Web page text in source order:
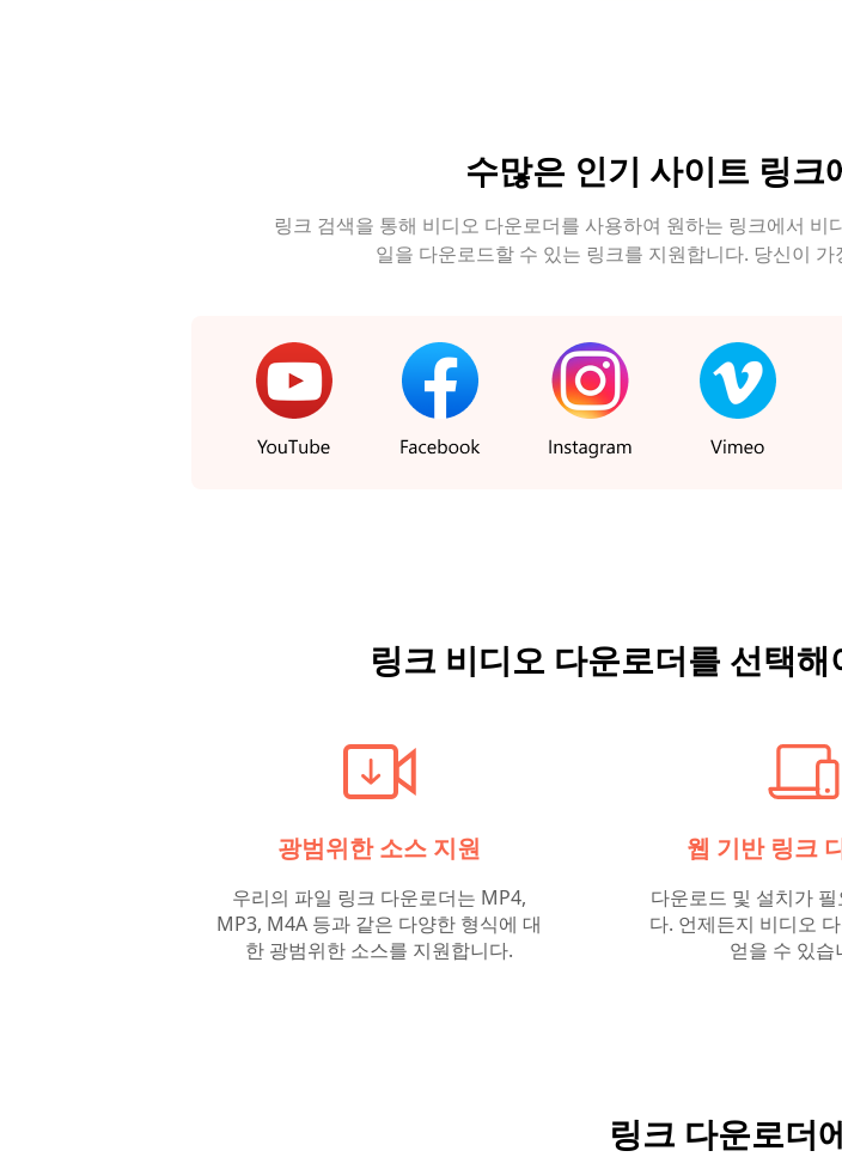
수많은 인기 사이트 링크
링크 검색을 통해 비디오 다운로더를 사용하여 원하는 링크에서
일을 다운로드할 수 있는 링크를 지원합니다. 당신이
링크 비디오 다운로더를 선택
광범위한 소스 지원
우리의 파일 링크 다운로더는 MP4,
MP3, M4A 등과 같은 다양한 형식에 대
한 광범위한 소스를 지원합니다.
웹 기반 링크
다운로드 및 설치가
다. 언제든지 비디오
얻을 수 있습
링크 다운로더